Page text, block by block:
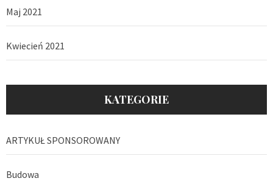
Maj 2021
Kwiecień 2021
KATEGORIE
ARTYKUŁ SPONSOROWANY
Budowa